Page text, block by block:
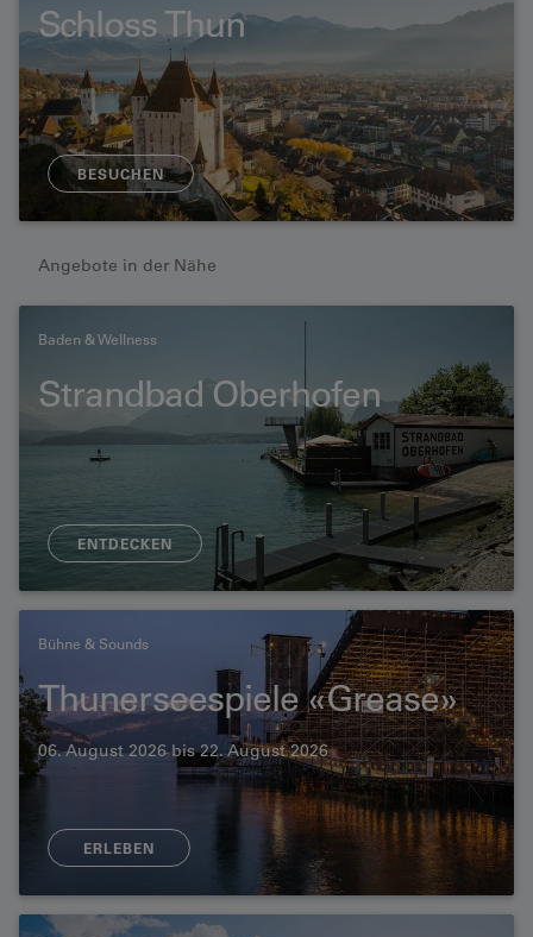
Schloss Thun
BESUCHEN
Angebote in der Nähe
Baden & Wellness
Strandbad Oberhofen
ENTDECKEN
Bühne & Sounds
Thunerseespiele «Grease»
06. August 2026 bis 22. August 2026
ERLEBEN